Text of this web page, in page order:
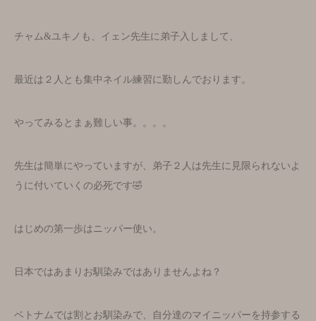
チャム&ユキノも、イェン先生に弟子入しまして、
最近は２人とも集中ネイル練習に勤しんでおります。
やってみるとまぁ難しい事。。。。
先生は簡単にやっていますが、弟子２人は先生に見限られないよ
うに付いていくの必死です🤣
はじめの第一歩はニッパー使い。
日本ではあまりお馴染みではありませんよね？
ベトナムでは割とお馴染みで、自分達のマイニッパーを持参する